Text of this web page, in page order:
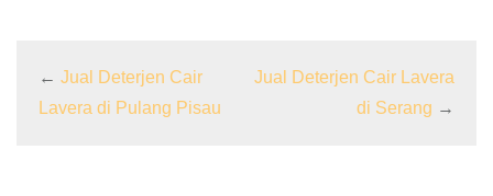
← Jual Deterjen Cair
Lavera di Pulang Pisau
Jual Deterjen Cair Lavera
di Serang →